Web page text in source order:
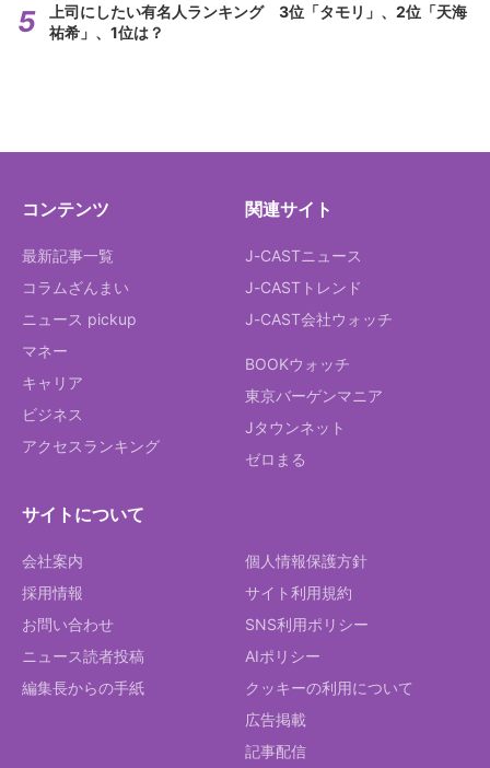
上司にしたい有名人ランキング 3位「タモリ」、2位「天海
祐希」、1位は？
コンテンツ
最新記事一覧
コラムざんまい
ニュース pickup
マネー
キャリア
ビジネス
アクセスランキング
関連サイト
J-CASTニュース
J-CASTトレンド
J-CAST会社ウォッチ
BOOKウォッチ
東京バーゲンマニア
Jタウンネット
ゼロまる
サイトについて
会社案内
採用情報
お問い合わせ
ニュース読者投稿
編集長からの手紙
個人情報保護方針
サイト利用規約
SNS利用ポリシー
AIポリシー
クッキーの利用について
広告掲載
記事配信